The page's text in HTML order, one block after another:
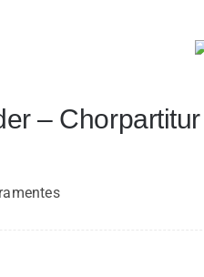
– Chorpartitur